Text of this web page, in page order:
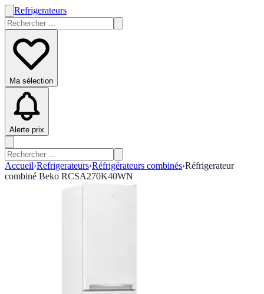
Refrigerateurs
Ma sélection
Alerte prix
Accueil›Refrigerateurs›Réfrigérateurs combinés›Réfrigerateur
combiné Beko RCSA270K40WN